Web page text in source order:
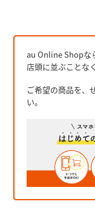
au Online Shopな
店頭に並ぶことな
ご希望の商品を、
い。